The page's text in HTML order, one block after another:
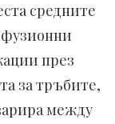
средните
през
за тръбите,
между